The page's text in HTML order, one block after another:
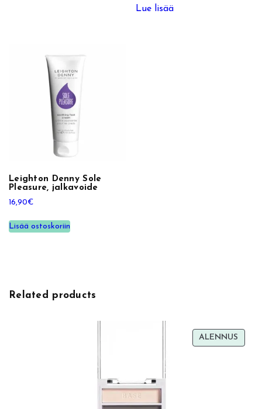
Lue lisää
Leighton Denny Sole
Pleasure, jalkavoide
16,90€
Lisää ostoskoriin
Related products
ALENNUS